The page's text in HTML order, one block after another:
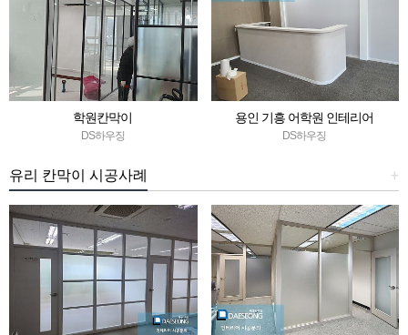
학원칸막이
DS하우징
용인 기흥 어학원 인테리어
DS하우징
+
유리 칸막이 시공사례